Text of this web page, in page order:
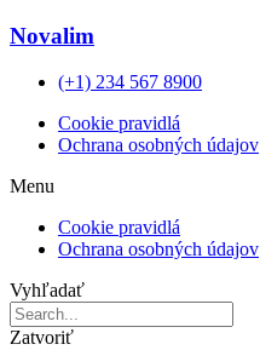
Novalim
(+1) 234 567 8900
Cookie pravidlá
Ochrana osobných údajov
Menu
Cookie pravidlá
Ochrana osobných údajov
Vyhľadať
Zatvoriť